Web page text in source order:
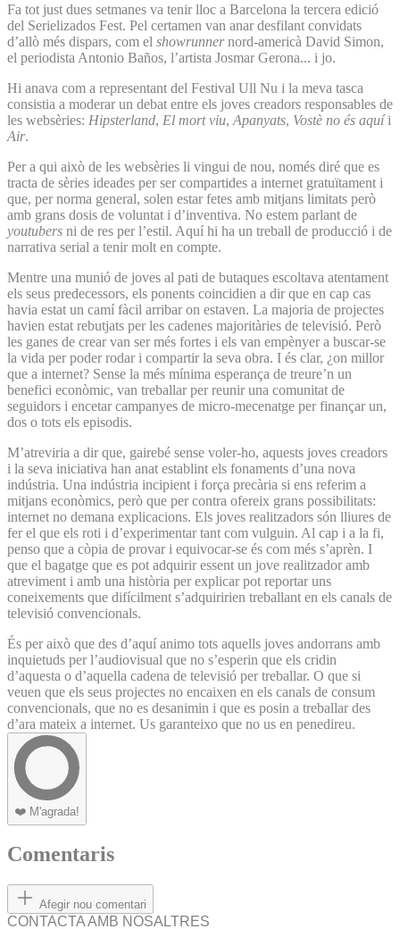
Fa tot just dues setmanes va tenir lloc a Barcelona la tercera edició
del Serielizados Fest. Pel certamen van anar desfilant convidats
d’allò més dispars, com el showrunnernord-americà David Simon,
el periodista Antonio Baños, l’artista Josmar Gerona... i jo.
Hi anava com a representant del Festival Ull Nu i la meva tasca
consistia a moderar un debat entre els joves creadors responsables de
les websèries: Hipsterland, El mort viu, Apanyats, Vostè no és aquíi
Air.
Per a qui això de les websèries li vingui de nou, només diré que es
tracta de sèries ideades per ser compartides a internet gratuïtament i
que, per norma general, solen estar fetes amb mitjans limitats però
amb grans dosis de voluntat i d’inventiva. No estem parlant de
youtubers ni de res per l’estil. Aquí hi ha un treball de producció i de
narrativa serial a tenir molt en compte.
Mentre una munió de joves al pati de butaques escoltava atentament
els seus predecessors, els ponents coincidien a dir que en cap cas
havia estat un camí fàcil arribar on estaven. La majoria de projectes
havien estat rebutjats per les cadenes majoritàries de televisió. Però
les ganes de crear van ser més fortes i els van empènyer a buscar-se
la vida per poder rodar i compartir la seva obra. I és clar, ¿on millor
que a internet? Sense la més mínima esperança de treure’n un
benefici econòmic, van treballar per reunir una comunitat de
seguidors i encetar campanyes de micro-mecenatge per finançar un,
dos o tots els episodis.
M’atreviria a dir que, gairebé sense voler-ho, aquests joves creadors
i la seva iniciativa han anat establint els fonaments d’una nova
indústria. Una indústria incipient i força precària si ens referim a
mitjans econòmics, però que per contra ofereix grans possibilitats:
internet no demana explicacions. Els joves realitzadors són lliures de
fer el que els roti i d’experimentar tant com vulguin. Al cap i a la fi,
penso que a còpia de provar i equivocar-se és com més s’aprèn. I
que el bagatge que es pot adquirir essent un jove realitzador amb
atreviment i amb una història per explicar pot reportar uns
coneixements que difícilment s’adquiririen treballant en els canals de
televisió convencionals.
És per això que des d’aquí animo tots aquells joves andorrans amb
inquietuds per l’audiovisual que no s’esperin que els cridin
d’aquesta o d’aquella cadena de televisió per treballar. O que si
veuen que els seus projectes no encaixen en els canals de consum
convencionals, que no es desanimin i que es posin a treballar des
d’ara mateix a internet. Us garanteixo que no us en penedireu.
❤️ M'agrada!
Comentaris
Afegir nou comentari
CONTACTA AMB NOSALTRES